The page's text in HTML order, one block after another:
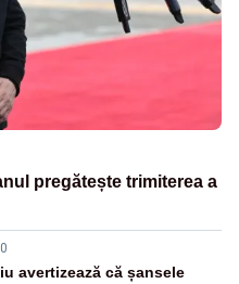
pregătește trimiterea a
avertizează că șansele